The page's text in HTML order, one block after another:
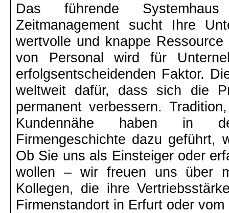
Das führende
Zeitmanagement sucht Ihre
wertvolle und knappe
von Personal wird für
erfolgsentscheidenden Faktor.
weltweit dafür, dass sich die
permanent verbessern.
Kundennähe haben in
Firmengeschichte dazu geführt,
Ob Sie uns als Einsteiger oder
wollen – wir freuen uns über
Kollegen, die ihre
Firmenstandort in Erfurt oder